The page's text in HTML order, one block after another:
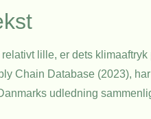
lille, er dets
Chain Database (2023),
udledning